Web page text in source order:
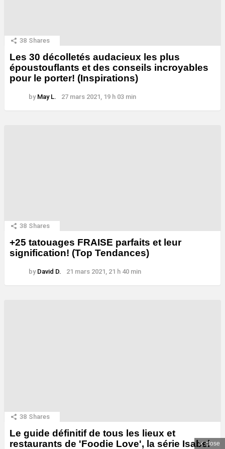
38 Shares
Les 30 décolletés audacieux les plus
époustouflants et des conseils incroyables
pour le porter! (Inspirations)
by May L. 27 mars 2021, 19 h 03 min
38 Shares
+25 tatouages ​​FRAISE parfaits et leur
signification! (Top Tendances)
by David D. 21 mars 2021, 21 h 40 min
38 Shares
Le guide définitif de tous les lieux et
restaurants de 'Foodie Love', la série Isabelclose